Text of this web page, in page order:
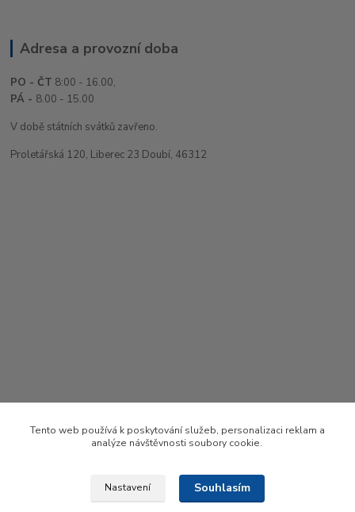
Adresa a provozní doba
PO - ČT 8:00 - 16.00,
PÁ - 8.00 - 15.00
V době státních svátků zavřeno.
Proletářská 120, Liberec 23 Doubí, 46312
Upravit sběr cookies.
Tento web používá k poskytování služeb, personalizaci reklam a
analýze návštěvnosti soubory cookie.
Nastavení Souhlasím